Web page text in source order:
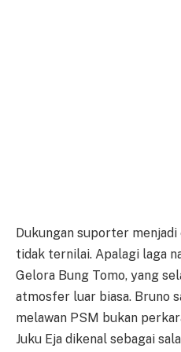
Dukungan suporter
tidak ternilai. Apalagi laga
Gelora Bung Tomo, yang
atmosfer luar biasa. Bruno
melawan PSM bukan
Juku Eja dikenal sebagai